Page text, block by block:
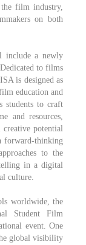
the film industry,
on both
include a newly
to films
is designed as
education and
students to craft
and resources,
creative potential
forward-thinking
to the
in a digital
culture.
worldwide, the
Student Film
event. One
global visibility